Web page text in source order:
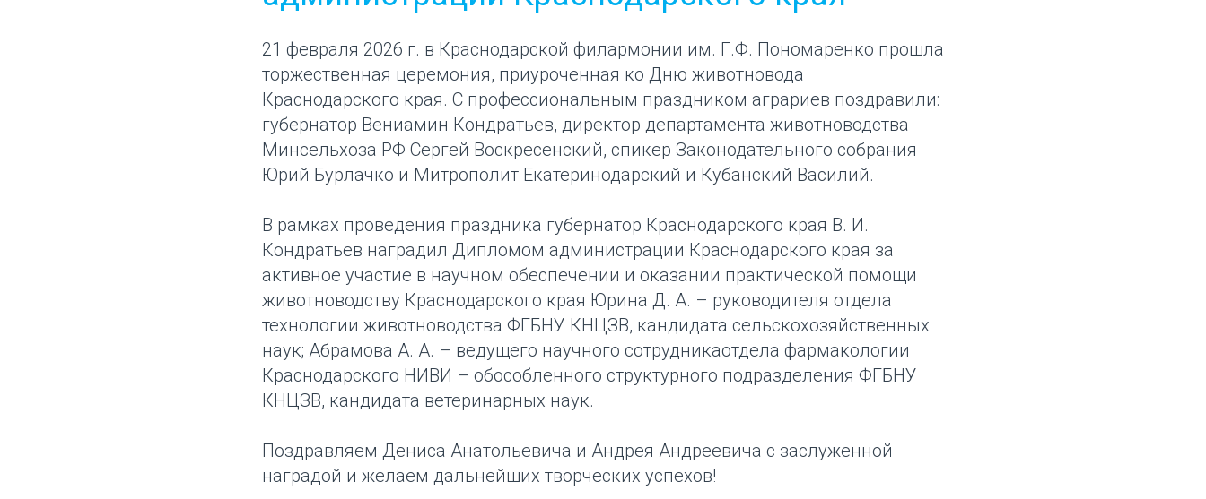
21 февраля 2026 г. в Краснодарской филармонии им. Г.Ф. Пономаренко прошла
торжественная церемония, приуроченная ко Дню животновода
Краснодарского края. С профессиональным праздником аграриев поздравили:
губернатор Вениамин Кондратьев, директор департамента животноводства
Минсельхоза РФ Сергей Воскресенский, спикер Законодательного собрания
Юрий Бурлачко и Митрополит Екатеринодарский и Кубанский Василий.
В рамках проведения праздника губернатор Краснодарского края В. И.
Кондратьев наградил Дипломом администрации Краснодарского края за
активное участие в научном обеспечении и оказании практической помощи
животноводству Краснодарского края Юрина Д. А. – руководителя отдела
технологии животноводства ФГБНУ КНЦЗВ, кандидата сельскохозяйственных
наук; Абрамова А. А. – ведущего научного сотрудникаотдела фармакологии
Краснодарского НИВИ – обособленного структурного подразделения ФГБНУ
КНЦЗВ, кандидата ветеринарных наук.
Поздравляем Дениса Анатольевича и Андрея Андреевича с заслуженной
наградой и желаем дальнейших творческих успехов!